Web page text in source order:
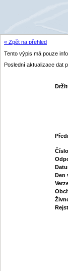
« Zpět na přehled
Tento výpis má pouze
Poslední aktualizace dat
Den